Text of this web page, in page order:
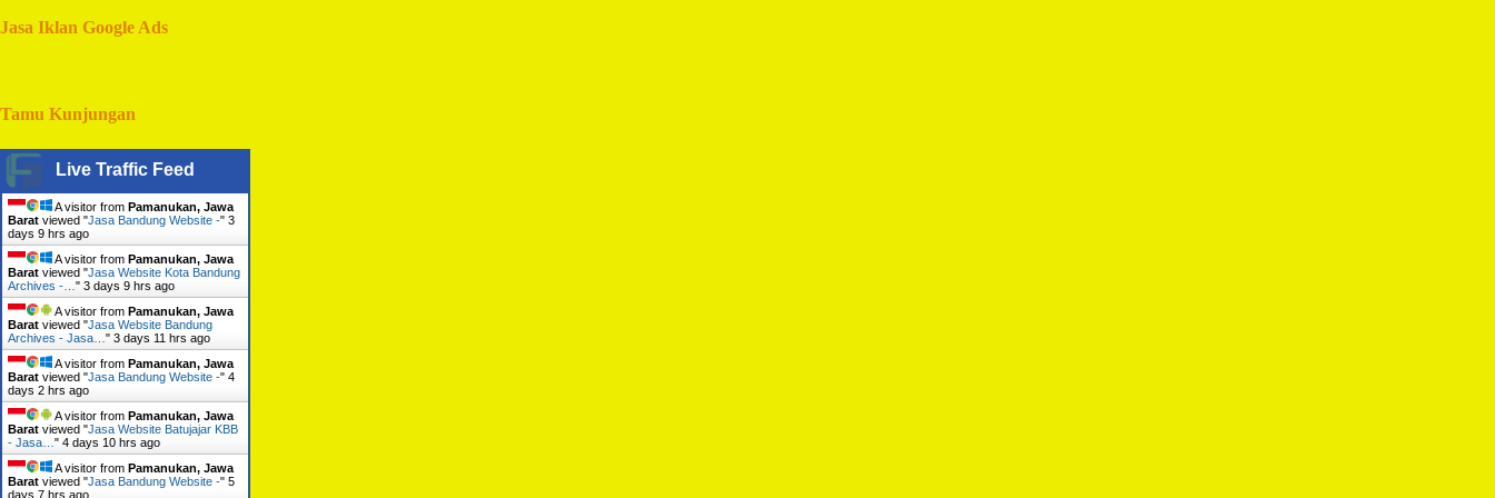
Jasa Iklan Google Ads
Tamu Kunjungan
Live Traffic Feed
A visitor from Pamanukan, Jawa
Barat viewed "Jasa Bandung Website -" 3
days 9 hrs ago
A visitor from Pamanukan, Jawa
Barat viewed "Jasa Website Kota Bandung
Archives -… " 3 days 9 hrs ago
A visitor from Pamanukan, Jawa
Barat viewed "Jasa Website Bandung
Archives - Jasa… " 3 days 11 hrs ago
A visitor from Pamanukan, Jawa
Barat viewed "Jasa Bandung Website -" 4
days 2 hrs ago
A visitor from Pamanukan, Jawa
Barat viewed "Jasa Website Batujajar KBB
- Jasa… " 4 days 10 hrs ago
A visitor from Pamanukan, Jawa
Barat viewed "Jasa Bandung Website -" 5
days 7 hrs ago